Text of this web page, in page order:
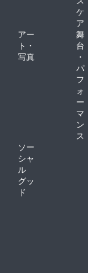
ケ
ア
アー
ト・
写真
舞
台
・
パ
フ
ォ
ー
マ
ン
ス
ソー
シャ
ル
グッ
ド